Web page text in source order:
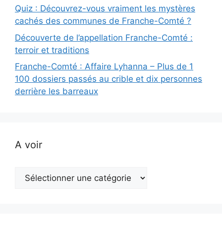
Quiz : Découvrez-vous vraiment les mystères
cachés des communes de Franche-Comté ?
Découverte de l’appellation Franche-Comté :
terroir et traditions
Franche-Comté : Affaire Lyhanna – Plus de 1
100 dossiers passés au crible et dix personnes
derrière les barreaux
A voir